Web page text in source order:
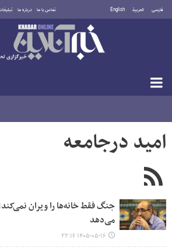
فارسی العربية English تماس با ما درباره ما
شنبه ۱۷ مرداد ۱۴۰۵
امید درجامعه
جنگ فقط خانه‌ها را ویران
می‌دهد
۱۴۰۵-۰۵-۱۶ ۲۲:۱۶